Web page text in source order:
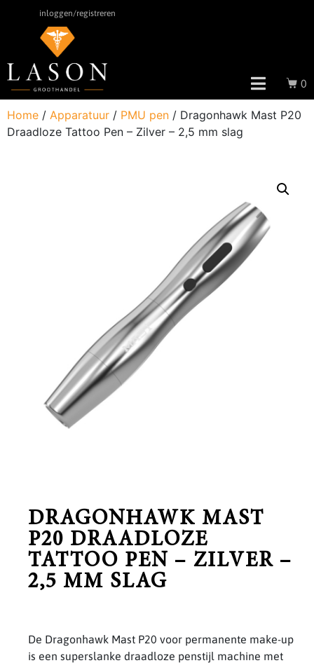
inloggen/registreren
0
Home / Apparatuur / PMU pen / Dragonhawk Mast P20
Draadloze Tattoo Pen – Zilver – 2,5 mm slag
DRAGONHAWK MAST
P20 DRAADLOZE
TATTOO PEN – ZILVER –
2,5 MM SLAG
De Dragonhawk Mast P20 voor permanente make-up
is een superslanke draadloze penstijl machine met